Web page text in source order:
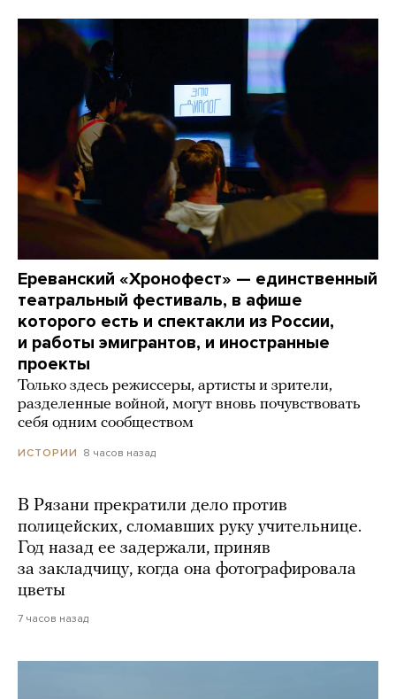
Ереванский «Хронофест» — единственный
театральный фестиваль, в афише
которого есть и спектакли из России,
и работы эмигрантов, и иностранные
проекты
Только здесь режиссеры, артисты и зрители,
разделенные войной, могут вновь почувствовать
себя одним сообществом
ИСТОРИИ 8 часов назад
В Рязани прекратили дело против
полицейских, сломавших руку учительнице.
Год назад ее задержали, приняв
за закладчицу, когда она фотографировала
цветы
7 часов назад